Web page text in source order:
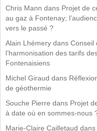
Chris Mann dans Projet de
au gaz à Fontenay;
vers le passé ?
Alain Lhémery dans Conseil
l’harmonisation des tarifs
Fontenaisiens
Michel Giraud dans
de géothermie
Souche Pierre dans Projet
à date où en sommes-nous
Marie-Claire Cailletaud dans